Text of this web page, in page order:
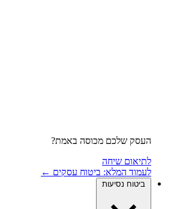
העסק שלכם מכוסה באמת?
לתיאום שיחה
לעמוד המלא: ביטוח עסקים ←
ביטוח נסיעות